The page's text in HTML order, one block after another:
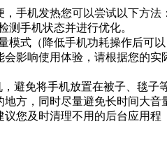
手机发热您可以尝试以下方法
测手机状态并进行优化。
模式（降低手机功耗操作后可以
会影响使用体验，请根据您的实
避免将手机放置在被子、毯子
方，同时尽量避免长时间大音
您及时清理不用的后台应用程